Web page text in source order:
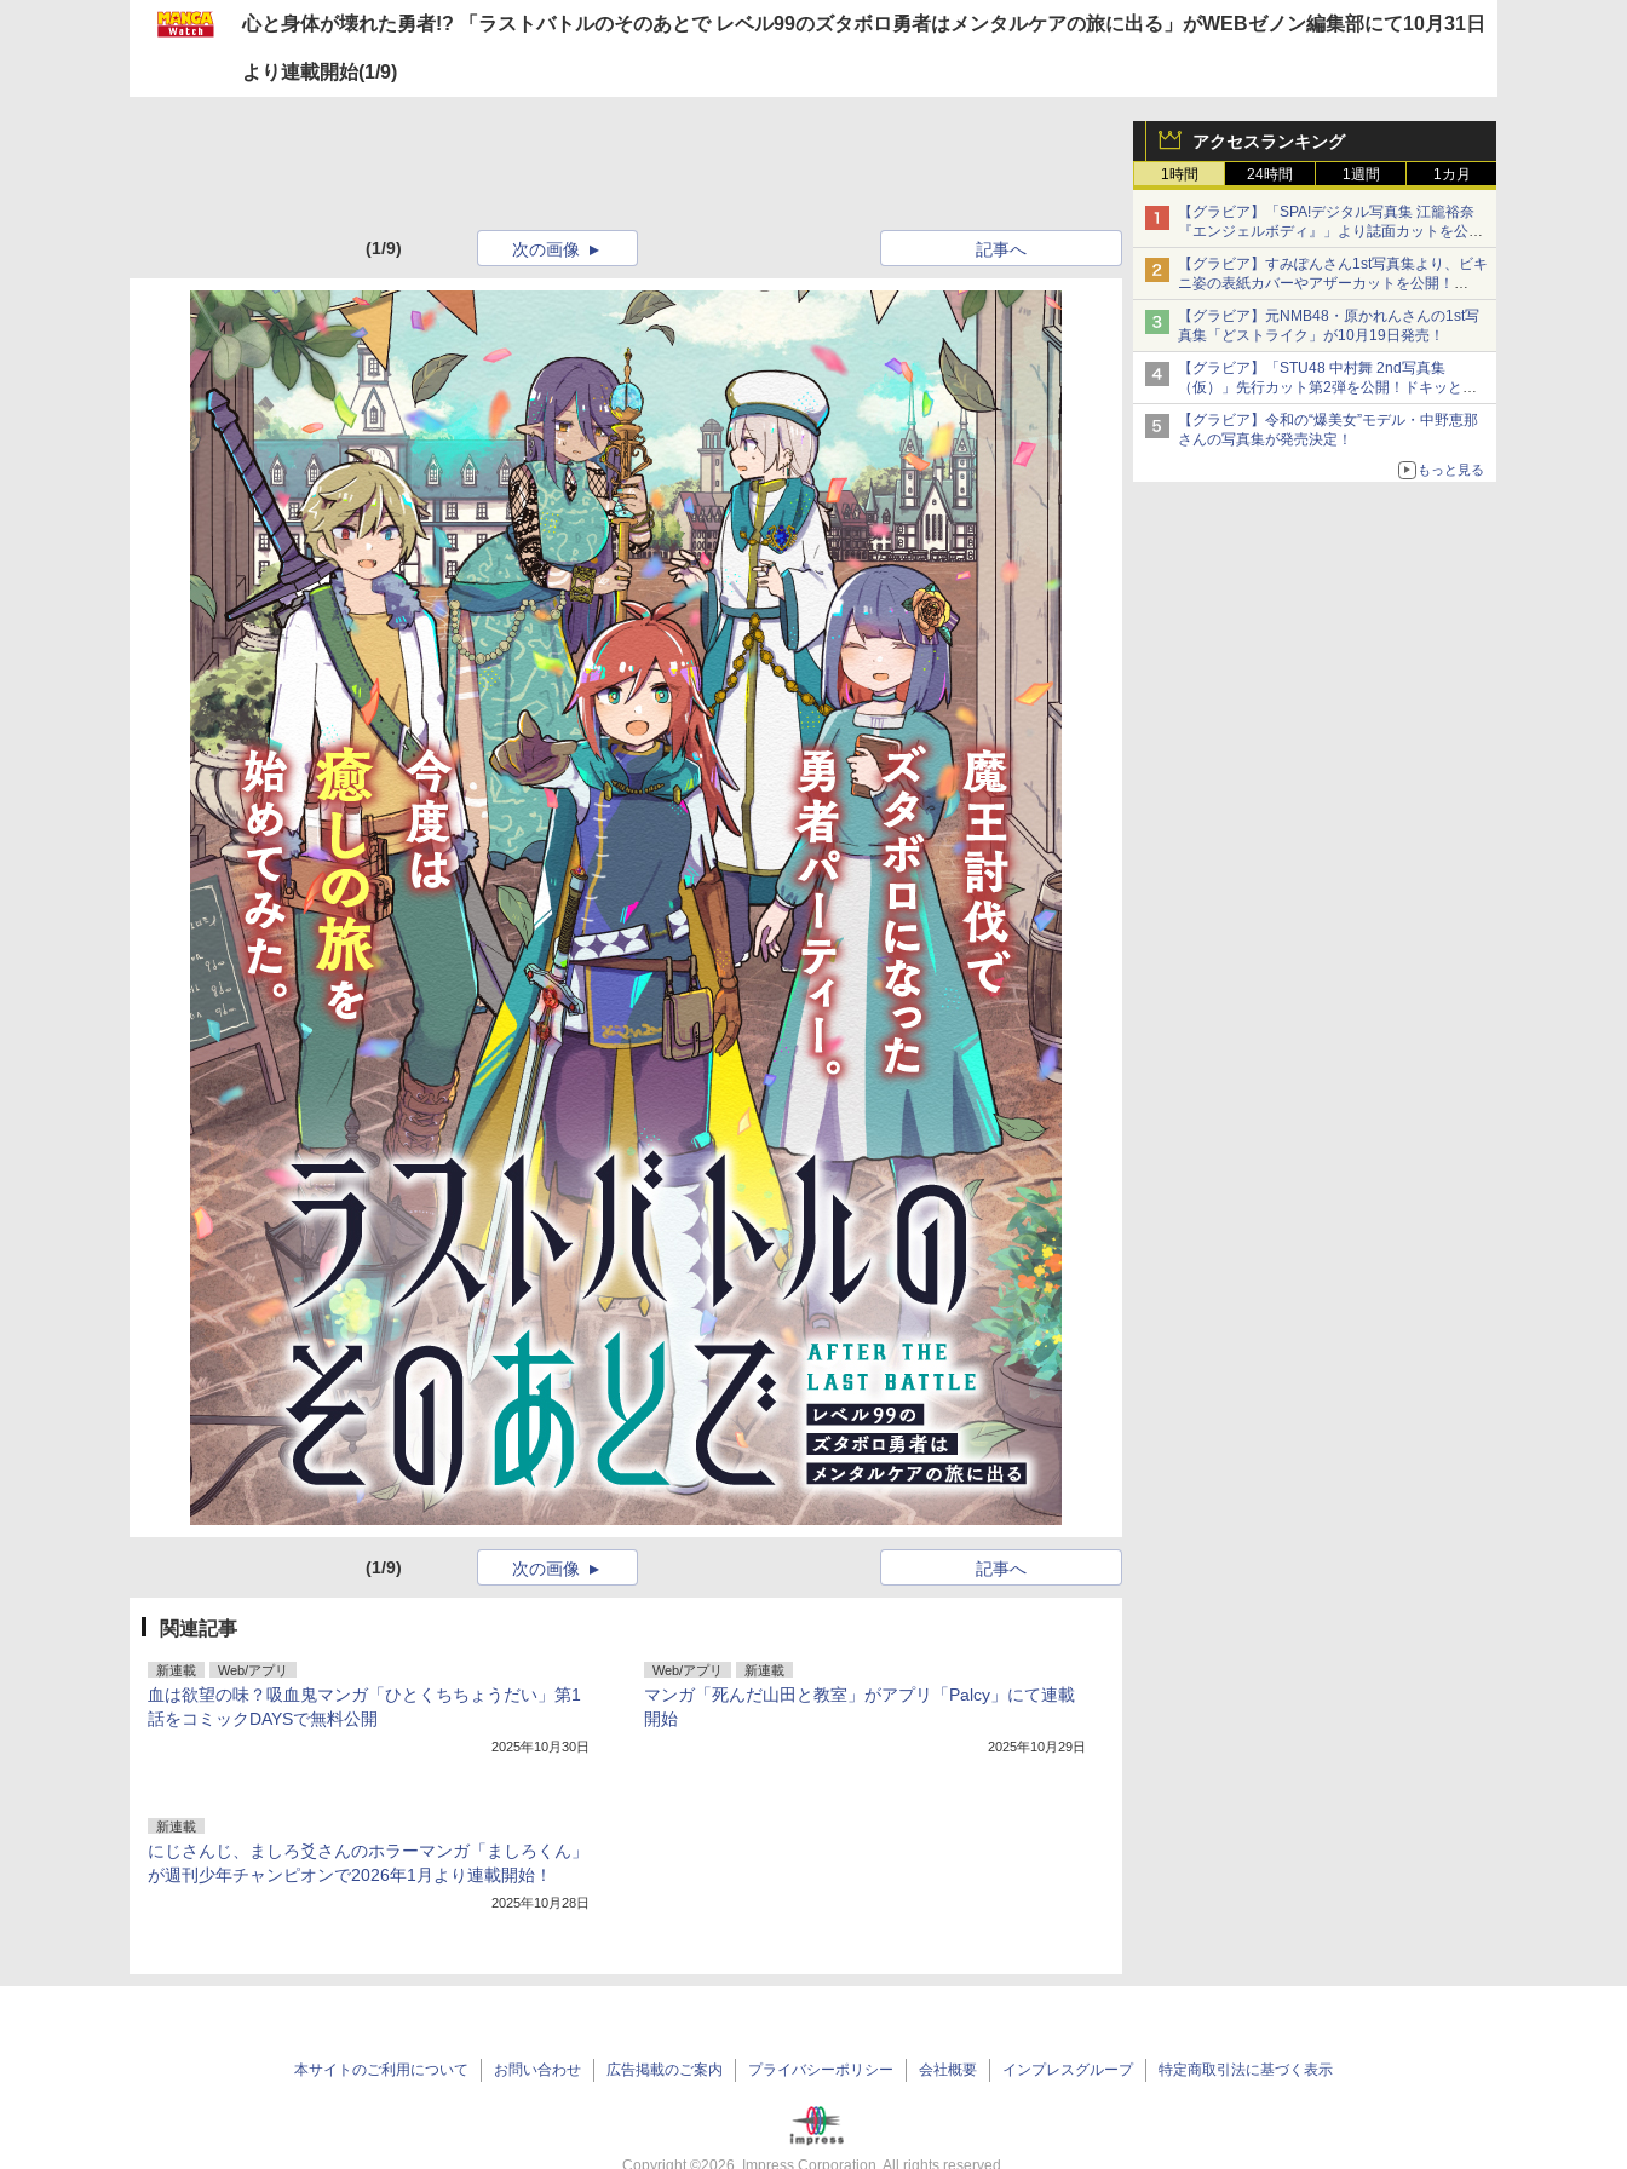
心と身体が壊れた勇者!? 「ラストバトルのそのあとで レベル99のズタボロ勇者はメンタルケアの旅に出る」がWEBゼノン編集部にて10月31日
より連載開始(1/9)
アクセスランキング
1時間 24時間 1週間 1カ月
【グラビア】「SPA!デジタル写真集 江籠裕奈
『エンジェルボディ』」より誌面カットを公
開！
【グラビア】すみぽんさん1st写真集より、ビキ
ニ姿の表紙カバーやアザーカットを公開！
タイトルは「offcourt（オフコート）」に決定
【グラビア】元NMB48・原かれんさんの1st写
真集「どストライク」が10月19日発売！
【グラビア】「STU48 中村舞 2nd写真集
（仮）」先行カット第2弾を公開！ドキッとす
るランジェリーカットなど新たな挑戦
【グラビア】令和の“爆美女”モデル・中野恵那
さんの写真集が発売決定！
もっと見る
(1/9) 次の画像 記事へ
(1/9) 次の画像 記事へ
関連記事
新連載 Web/アプリ
血は欲望の味？吸血鬼マンガ「ひとくちちょうだい」第1
話をコミックDAYSで無料公開
2025年10月30日
Web/アプリ 新連載
マンガ「死んだ山田と教室」がアプリ「Palcy」にて連載
開始
2025年10月29日
新連載
にじさんじ、ましろ爻さんのホラーマンガ「ましろくん」
が週刊少年チャンピオンで2026年1月より連載開始！
2025年10月28日
本サイトのご利用について お問い合わせ 広告掲載のご案内 プライバシーポリシー 会社概要 インプレスグループ 特定商取引法に基づく表示
Copyright ©2026 Impress Corporation. All rights reserved.